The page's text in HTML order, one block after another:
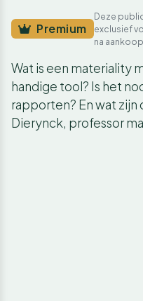
Premium
Deze
exclusief
na aankoop.
Wat is een materiality
handige tool? Is het
rapporten? En wat zijn
Dierynck, professor